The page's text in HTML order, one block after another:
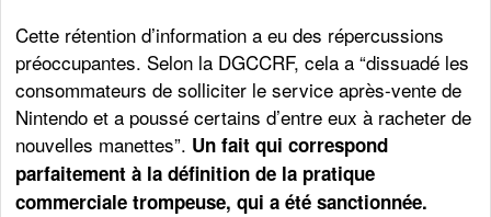
Cette rétention d’information a eu des répercussions
préoccupantes. Selon la DGCCRF, cela a “dissuadé les
consommateurs de solliciter le service après-vente de
Nintendo et a poussé certains d’entre eux à racheter de
nouvelles manettes”. Un fait qui correspond
parfaitement à la définition de la pratique
commerciale trompeuse, qui a été sanctionnée.